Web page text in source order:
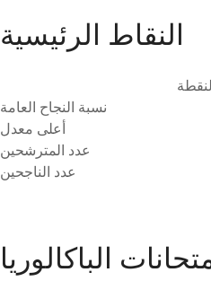
النقاط الرئيسية
النقطة
نسبة النجاح العامة
أعلى معدل
عدد المترشحين
عدد الناجحين
الباكالوريا